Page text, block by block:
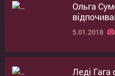
Ольга
5.01.2018
Леді Гага